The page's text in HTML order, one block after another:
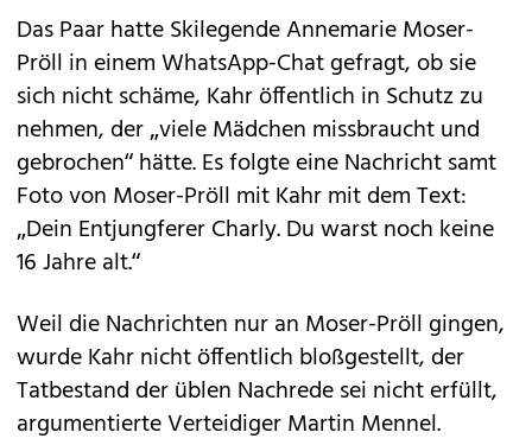
Das Paar hatte Skilegende Annemarie Moser-
Pröll in einem WhatsApp-Chat gefragt, ob sie
sich nicht schäme, Kahr öffentlich in Schutz zu
nehmen, der „viele Mädchen missbraucht und
gebrochen“ hätte. Es folgte eine Nachricht samt
Foto von Moser-Pröll mit Kahr mit dem Text:
„Dein Entjungferer Charly. Du warst noch keine
16 Jahre alt.“
Weil die Nachrichten nur an Moser-Pröll gingen,
wurde Kahr nicht öffentlich bloßgestellt, der
Tatbestand der üblen Nachrede sei nicht erfüllt,
argumentierte Verteidiger Martin Mennel.